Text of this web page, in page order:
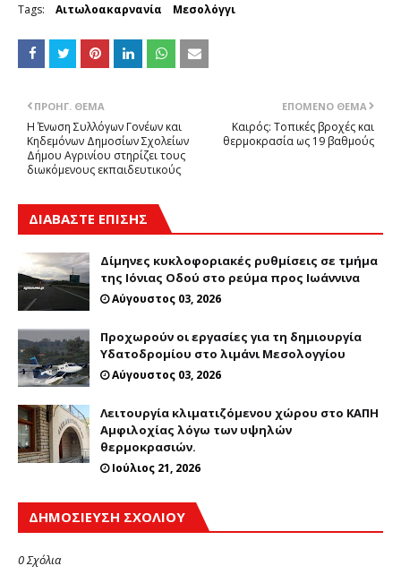
Tags: Αιτωλοακαρνανία Μεσολόγγι
ΕΠΌΜΕΝΟ ΘΈΜΑ
Καιρός: Τοπικές βροχές και
θερμοκρασία ως 19 βαθμούς
ΠΡΟΗΓ. ΘΈΜΑ
Η Ένωση Συλλόγων Γονέων και
Κηδεμόνων Δημοσίων Σχολείων
Δήμου Αγρινίου στηρίζει τους
διωκόμενους εκπαιδευτικούς
ΔΙΑΒΑΣΤΕ ΕΠΙΣΗΣ
Δίμηνες κυκλοφοριακές ρυθμίσεις σε τμήμα
της Ιόνιας Οδού στο ρεύμα προς Ιωάννινα
Αύγουστος 03, 2026
Προχωρούν οι εργασίες για τη δημιουργία
Υδατοδρομίου στο λιμάνι Μεσολογγίου
Αύγουστος 03, 2026
Λειτουργία κλιματιζόμενου χώρου στο ΚΑΠΗ
Αμφιλοχίας λόγω των υψηλών
θερμοκρασιών.
Ιούλιος 21, 2026
ΔΗΜΟΣΊΕΥΣΗ ΣΧΟΛΊΟΥ
0 Σχόλια